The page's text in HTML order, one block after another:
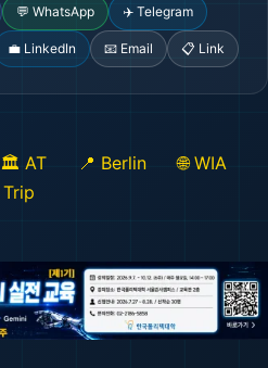
💬 WhatsApp ✈️ Telegram
💼 LinkedIn 📧 Email 📋 Link
🏛️ AT 📍 Berlin
🌐 WIA
Trip